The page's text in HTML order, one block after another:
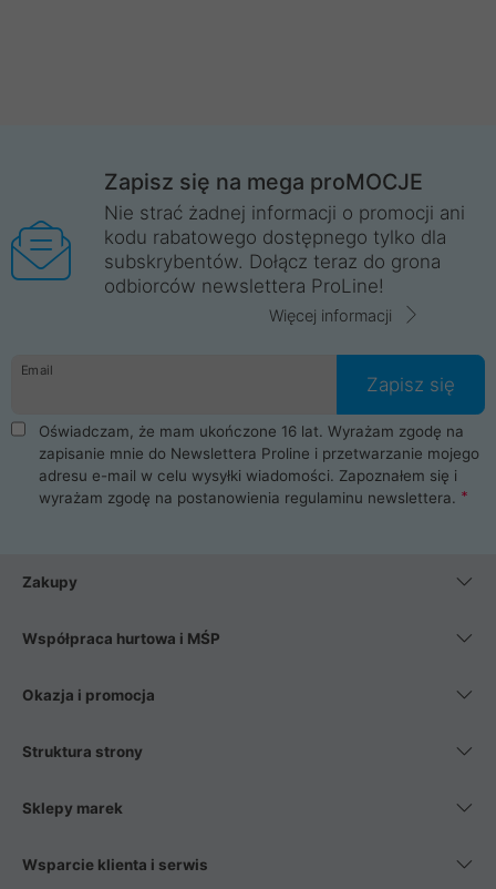
Zapisz się na mega proMOCJE
Nie strać żadnej informacji o promocji ani
kodu rabatowego dostępnego tylko dla
subskrybentów. Dołącz teraz do grona
odbiorców newslettera ProLine!
Więcej informacji
Email
Zapisz się
Oświadczam, że mam ukończone 16 lat. Wyrażam zgodę na
zapisanie mnie do Newslettera Proline i przetwarzanie mojego
adresu e-mail w celu wysyłki wiadomości. Zapoznałem się i
wyrażam zgodę na postanowienia regulaminu newslettera.
Zakupy
Współpraca hurtowa i MŚP
Okazja i promocja
Struktura strony
Sklepy marek
Wsparcie klienta i serwis